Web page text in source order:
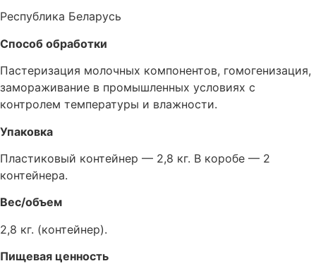
Республика Беларусь
Способ обработки
Пастеризация молочных компонентов, гомогенизация,
замораживание в промышленных условиях с
контролем температуры и влажности.
Упаковка
Пластиковый контейнер — 2,8 кг. В коробе — 2
контейнера.
Вес/объем
2,8 кг. (контейнер).
Пищевая ценность